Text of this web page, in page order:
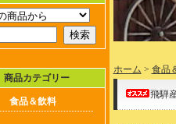
商品カテゴリー
食品＆飲料
ホーム > 食品
飛騨